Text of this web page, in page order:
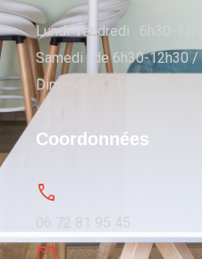
Lundi-vendredi : 6h30-
Samedi : de 6h30-12h30 /
Dimanches et jours fériés
Coordonnées
06 72 81 95 45